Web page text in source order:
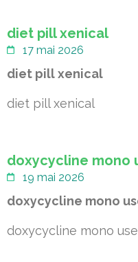
diet pill xenical
17 mai 2026
diet pill xenical
diet pill xenical
doxycycline mono
19 mai 2026
doxycycline mono
doxycycline mono